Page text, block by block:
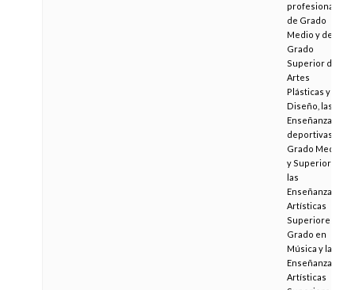
profesionales
de Grado
Medio y de
Grado
Superior de
Artes
Plásticas y
Diseño, las
Enseñanzas
deportivas de
Grado Medio
y Superior y
las
Enseñanzas
Artísticas
Superiores de
Grado en
Música y las
Enseñanzas
Artísticas